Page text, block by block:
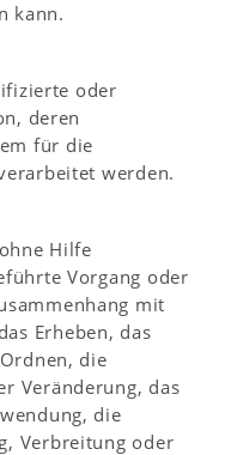
kann.
oder
deren
für die
werden.
Hilfe
Vorgang oder
mit
Erheben, das
die
Veränderung, das
die
Verbreitung oder